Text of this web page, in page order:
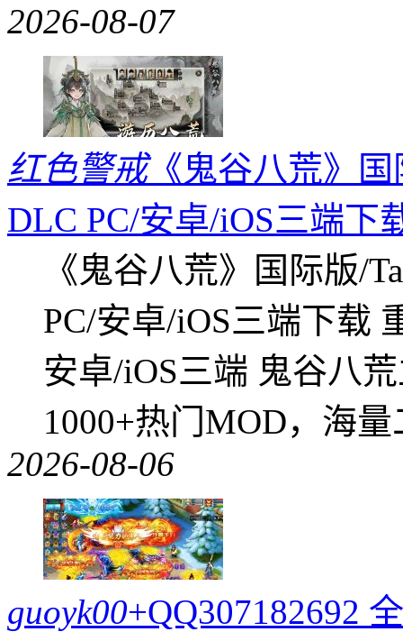
2026-08-07
红色警戒《鬼谷八荒》国
DLC PC/安卓/iOS三端下
《鬼谷八荒》国际版/
PC/安卓/iOS三端下载
安卓/iOS三端 鬼谷八
1000+热门MOD，海
2026-08-06
guoyk00+QQ307182692